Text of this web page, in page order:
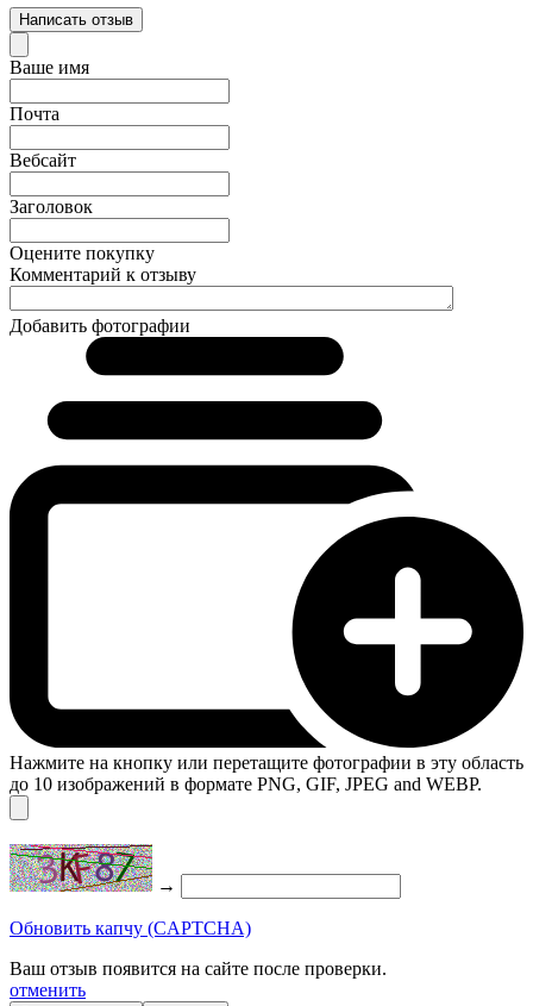
Написать отзыв
Ваше имя
Почта
Вебсайт
Заголовок
Оцените покупку
Комментарий к отзыву
Добавить фотографии
Нажмите на кнопку или перетащите фотографии в эту область
до 10 изображений в формате PNG, GIF, JPEG and WEBP.
→
Обновить капчу (CAPTCHA)
Ваш отзыв появится на сайте после проверки.
отменить